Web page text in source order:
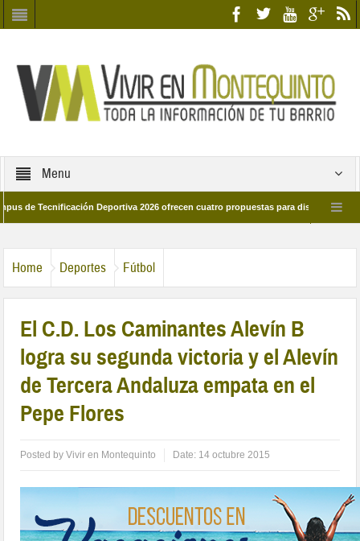
Menu
Tecnificación Deportiva 2026 ofrecen cuatro propuestas para disfrutar del deporte
Home Deportes Fútbol
El C.D. Los Caminantes Alevín B
logra su segunda victoria y el Alevín
de Tercera Andaluza empata en el
Pepe Flores
Posted byVivir en Montequinto Date: 14 octubre 2015